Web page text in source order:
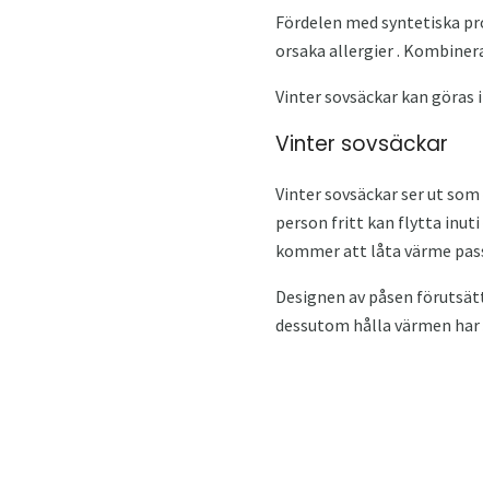
Fördelen med syntetiska
orsaka allergier .
Vinter sovsäckar kan
Vinter sovsäckar
Vinter sovsäckar ser ut
person fritt kan flytta inuti
kommer att låta värme
Designen av påsen
dessutom hålla värmen